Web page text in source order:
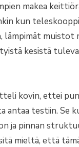
makea
kun
lämpimät muistot
kesistä
kovin, ettei
antaa testiin. Se
ja pinnan
mieltä, että